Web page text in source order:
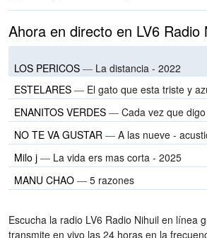
Ahora en directo en LV6 Radio
LOS PERICOS — La distancia - 2022
ESTELARES — El gato que esta triste y
ENANITOS VERDES — Cada vez que
NO TE VA GUSTAR — A las nueve -
Milo j — La vida ers mas corta - 2025
MANU CHAO — 5 razones
Escucha la radio LV6 Radio Nihuil en línea
transmite en vivo las 24 horas en la